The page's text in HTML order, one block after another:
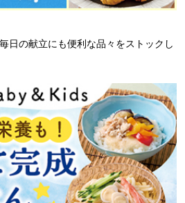
日の献立にも便利な品々をストックし